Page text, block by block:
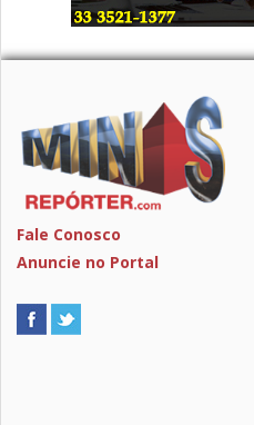
Fale Conosco
Anuncie no Portal